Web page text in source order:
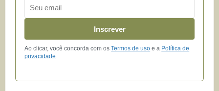
Inscrever
Ao clicar, você concorda com osTermos de uso e a Política de
privacidade.